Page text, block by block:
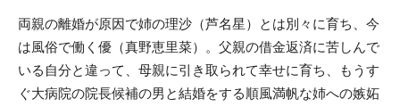
両親の離婚が原因で姉の理沙（芦名星）とは別々に育ち、今
は風俗で働く優（真野恵里菜）。父親の借金返済に苦しんで
いる自分と違って、母親に引き取られて幸せに育ち、もうす
ぐ大病院の院長候補の男と結婚をする順風満帆な姉への嫉妬